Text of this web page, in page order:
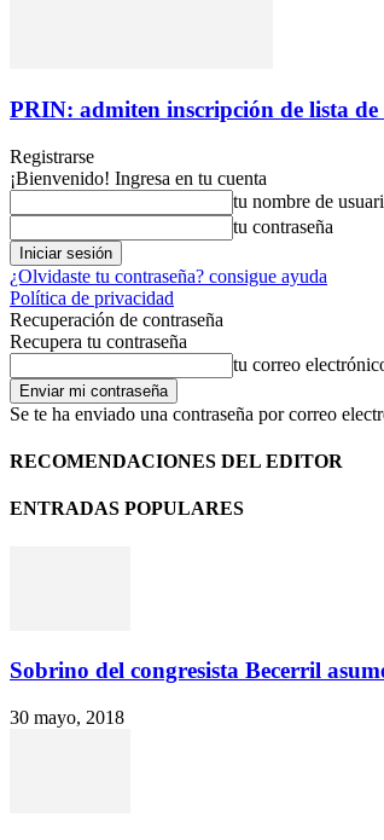
PRIN: admiten inscripción de lista
Registrarse
¡Bienvenido! Ingresa en tu cuenta
tu nombre de
tu contraseña
¿Olvidaste tu contraseña? consigue ayuda
Política de privacidad
Recuperación de contraseña
Recupera tu contraseña
tu correo
Se te ha enviado una contraseña por correo
RECOMENDACIONES DEL EDITOR
ENTRADAS POPULARES
Sobrino del congresista Becerril
30 mayo, 2018